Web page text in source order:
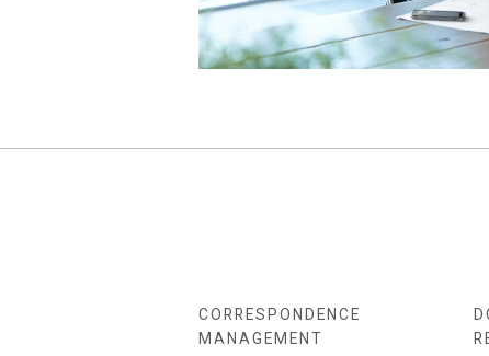
CORRESPONDENCE
MANAGEMENT